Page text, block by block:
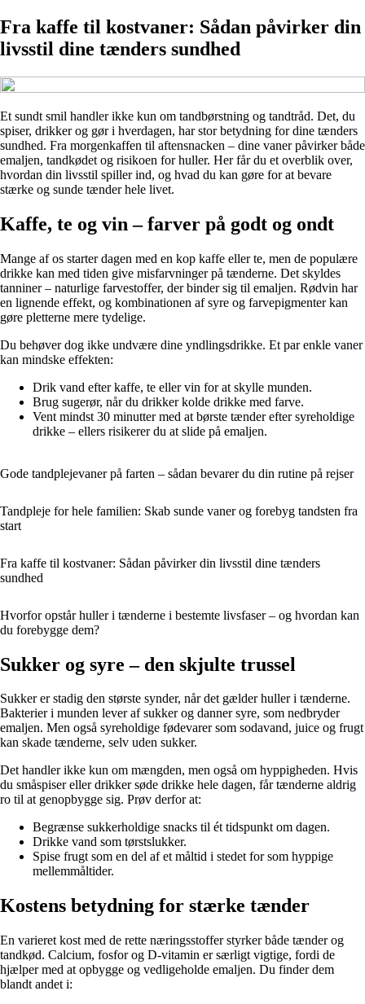
Fra kaffe til kostvaner: Sådan påvirker din
livsstil dine tænders sundhed
Et sundt smil handler ikke kun om tandbørstning og tandtråd. Det, du
spiser, drikker og gør i hverdagen, har stor betydning for dine tænders
sundhed. Fra morgenkaffen til aftensnacken – dine vaner påvirker både
emaljen, tandkødet og risikoen for huller. Her får du et overblik over,
hvordan din livsstil spiller ind, og hvad du kan gøre for at bevare
stærke og sunde tænder hele livet.
Kaffe, te og vin – farver på godt og ondt
Mange af os starter dagen med en kop kaffe eller te, men de populære
drikke kan med tiden give misfarvninger på tænderne. Det skyldes
tanniner – naturlige farvestoffer, der binder sig til emaljen. Rødvin har
en lignende effekt, og kombinationen af syre og farvepigmenter kan
gøre pletterne mere tydelige.
Du behøver dog ikke undvære dine yndlingsdrikke. Et par enkle vaner
kan mindske effekten:
Drik vand efter kaffe, te eller vin for at skylle munden.
Brug sugerør, når du drikker kolde drikke med farve.
Vent mindst 30 minutter med at børste tænder efter syreholdige
drikke – ellers risikerer du at slide på emaljen.
Gode tandplejevaner på farten – sådan bevarer du din rutine på rejser
Tandpleje for hele familien: Skab sunde vaner og forebyg tandsten fra
start
Fra kaffe til kostvaner: Sådan påvirker din livsstil dine tænders
sundhed
Hvorfor opstår huller i tænderne i bestemte livsfaser – og hvordan kan
du forebygge dem?
Sukker og syre – den skjulte trussel
Sukker er stadig den største synder, når det gælder huller i tænderne.
Bakterier i munden lever af sukker og danner syre, som nedbryder
emaljen. Men også syreholdige fødevarer som sodavand, juice og frugt
kan skade tænderne, selv uden sukker.
Det handler ikke kun om mængden, men også om hyppigheden. Hvis
du småspiser eller drikker søde drikke hele dagen, får tænderne aldrig
ro til at genopbygge sig. Prøv derfor at:
Begrænse sukkerholdige snacks til ét tidspunkt om dagen.
Drikke vand som tørstslukker.
Spise frugt som en del af et måltid i stedet for som hyppige
mellemmåltider.
Kostens betydning for stærke tænder
En varieret kost med de rette næringsstoffer styrker både tænder og
tandkød. Calcium, fosfor og D-vitamin er særligt vigtige, fordi de
hjælper med at opbygge og vedligeholde emaljen. Du finder dem
blandt andet i: